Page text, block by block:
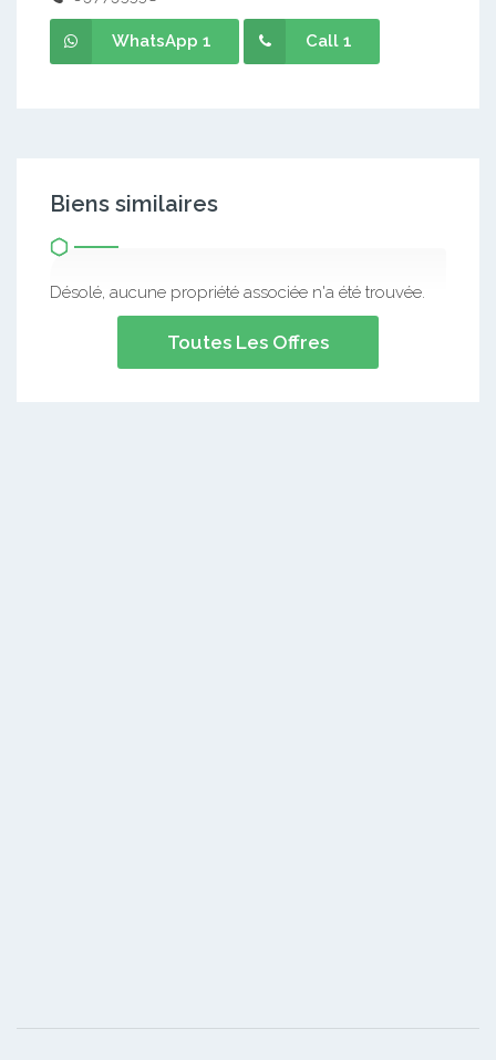
WhatsApp 1 Call 1
Biens similaires
Désolé, aucune propriété associée n'a été trouvée.
Toutes Les Offres